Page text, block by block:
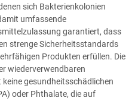
sich Bakterienkolonien
umfassende
garantiert, dass
strenge Sicherheitsstandards
Produkten erfüllen. Die
wiederverwendbaren
gesundheitsschädlichen
oder Phthalate, die auf